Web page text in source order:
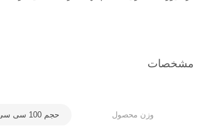
مشخصات
وزن محصول حجم 100 سی سی